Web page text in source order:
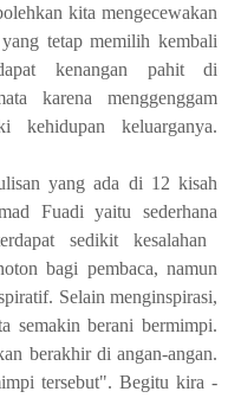
kita mengecewakan
tetap memilih kembali
kenangan pahit di
karena menggenggam
kehidupan keluarganya.
yang ada di 12 kisah
Fuadi yaitu sederhana
sedikit kesalahan
bagi pembaca, namun
Selain menginspirasi,
semakin berani bermimpi.
berakhir di angan-angan.
tersebut". Begitu kira -